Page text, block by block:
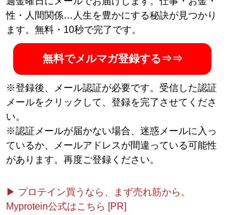
性・人間関係…人生を豊かにする秘訣が見つかり
ます。無料・10秒で完了です。
無料でメルマガ登録する⇒⇒
※登録後、メール認証が必要です。受信した認証
メールをクリックして、登録を完了させてくださ
い。
※認証メールが届かない場合、迷惑メールに入っ
ているか、メールアドレスが間違っている可能性
があります。再度ご登録ください。
▶ プロテイン買うなら、まず売れ筋から。
Myprotein公式はこちら [PR]